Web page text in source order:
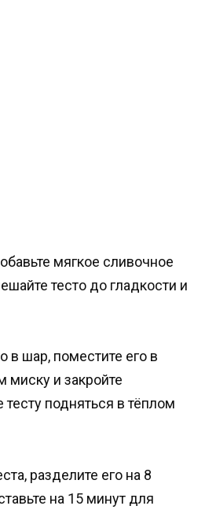
мягкое сливочное
тесто до гладкости и
в шар, поместите его в
и закройте
подняться в тёплом
разделите его на 8
на 15 минут для